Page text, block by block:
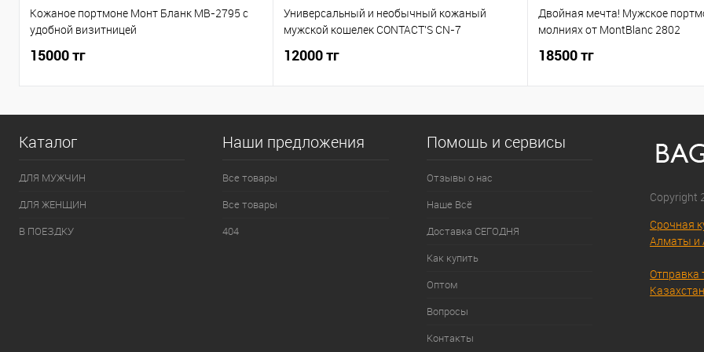
Кожаное портмоне Монт Бланк MB-2795 c
удобной визитницей
15000 тг
Универсальный и необычный кожаный
мужской кошелек CONTACT'S CN-7
12000 тг
Двойная мечта! Мужское
молниях от MontBlanc 2802
18500 тг
Каталог
ДЛЯ МУЖЧИН
ДЛЯ ЖЕНЩИН
В ПОЕЗДКУ
Наши предложения
Все товары
Все товары
404
Помощь и сервисы
Отзывы о нас
Наше Всё
Доставка СЕГОДНЯ
Как купить
Оптом
Вопросы
Контакты
Copyright
Срочная
Алматы и
Отправка